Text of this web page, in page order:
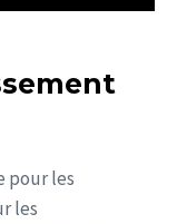
pour les
les